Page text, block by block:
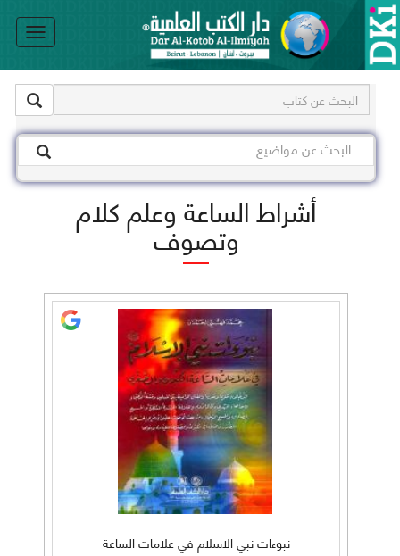
أشراط الساعة وعلم كلام
وتصوف
نبوءات نبي الاسلام في علامات الساعة